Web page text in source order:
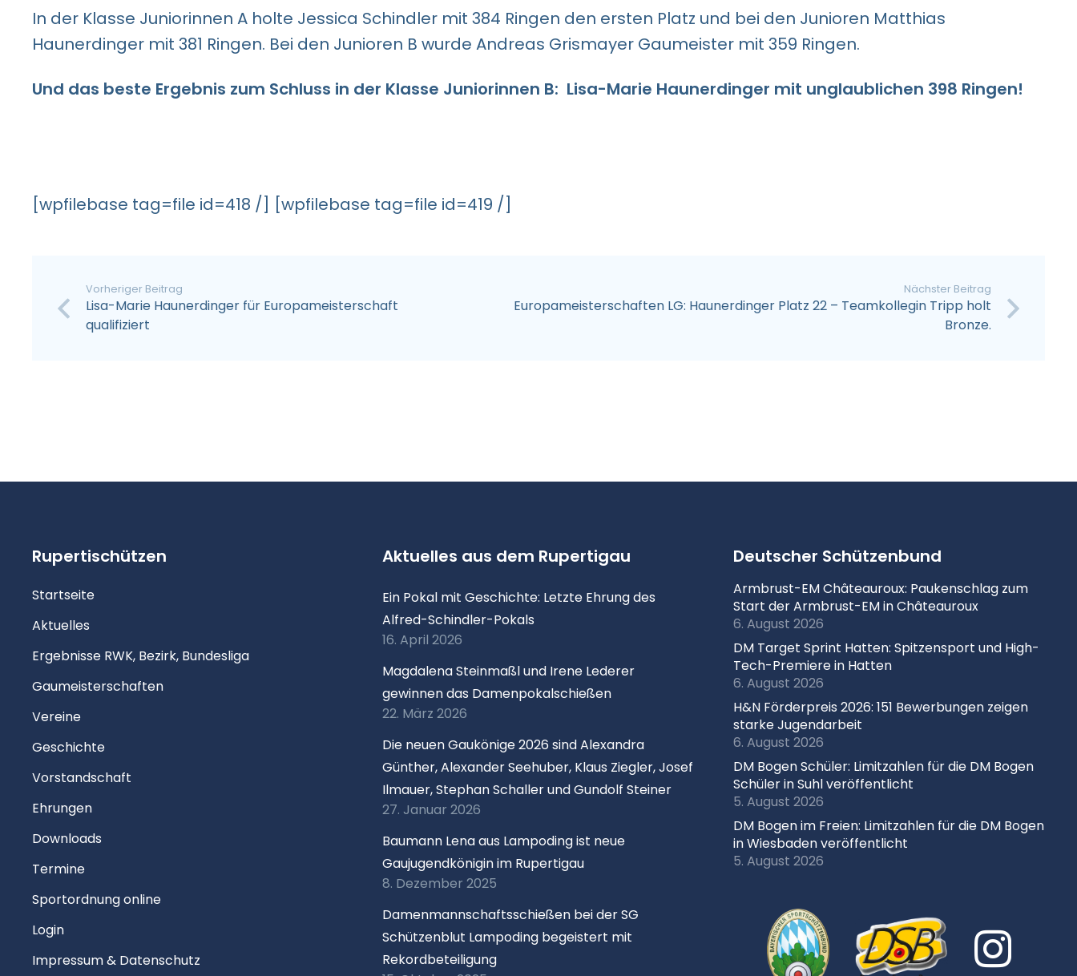
In der Klasse Juniorinnen A holte Jessica Schindler mit 384 Ringen den ersten Platz und bei den Junioren Matthias
Haunerdinger mit 381 Ringen. Bei den Junioren B wurde Andreas Grismayer Gaumeister mit 359 Ringen.
Und das beste Ergebnis zum Schluss in der Klasse Juniorinnen B: Lisa-Marie Haunerdinger mit unglaublichen 398 Ringen!
[wpfilebase tag=file id=418 /] [wpfilebase tag=file id=419 /]
Vorheriger Beitrag
Lisa-Marie Haunerdinger für Europameisterschaft
qualifiziert
Nächster Beitrag
Europameisterschaften LG: Haunerdinger Platz 22 – Teamkollegin Tripp holt
Bronze.
Rupertischützen
Startseite
Aktuelles
Ergebnisse RWK, Bezirk, Bundesliga
Gaumeisterschaften
Vereine
Geschichte
Vorstandschaft
Ehrungen
Downloads
Termine
Sportordnung online
Login
Impressum & Datenschutz
Aktuelles aus dem Rupertigau
Ein Pokal mit Geschichte: Letzte Ehrung des
Alfred-Schindler-Pokals
16. April 2026
Magdalena Steinmaßl und Irene Lederer
gewinnen das Damenpokalschießen
22. März 2026
Die neuen Gaukönige 2026 sind Alexandra
Günther, Alexander Seehuber, Klaus Ziegler, Josef
Ilmauer, Stephan Schaller und Gundolf Steiner
27. Januar 2026
Baumann Lena aus Lampoding ist neue
Gaujugendkönigin im Rupertigau
8. Dezember 2025
Damenmannschaftsschießen bei der SG
Schützenblut Lampoding begeistert mit
Rekordbeteiligung
Deutscher Schützenbund
Armbrust-EM Châteauroux: Paukenschlag zum
Start der Armbrust-EM in Châteauroux
6. August 2026
DM Target Sprint Hatten: Spitzensport und High-
Tech-Premiere in Hatten
6. August 2026
H&N Förderpreis 2026: 151 Bewerbungen zeigen
starke Jugendarbeit
6. August 2026
DM Bogen Schüler: Limitzahlen für die DM Bogen
Schüler in Suhl veröffentlicht
5. August 2026
DM Bogen im Freien: Limitzahlen für die DM Bogen
in Wiesbaden veröffentlicht
5. August 2026